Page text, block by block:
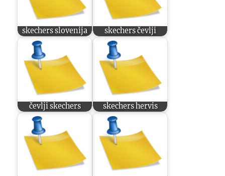
skechers slovenija skechers čevlji
čevlji skechers skechers hervis